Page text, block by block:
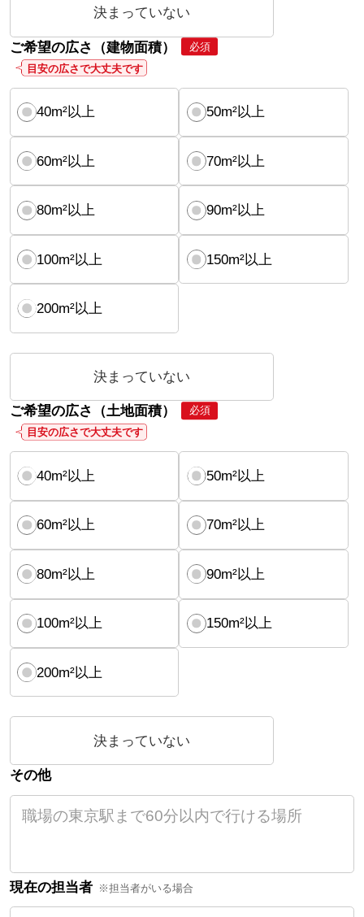
決まっていない
ご希望の広さ（建物面積）
必須
目安の広さで大丈夫です
40m²以上 50m²以上
60m²以上 70m²以上
80m²以上 90m²以上
100m²以上 150m²以上
200m²以上
決まっていない
ご希望の広さ（土地面積）
必須
目安の広さで大丈夫です
40m²以上 50m²以上
60m²以上 70m²以上
80m²以上 90m²以上
100m²以上 150m²以上
200m²以上
決まっていない
その他
現在の担当者 ※担当者がいる場合